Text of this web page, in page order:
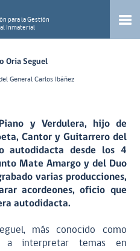
para la Gestión
Inmaterial
Oria Seguel
General Carlos Ibáñez
y Verdulera, hijo de
Cantor y Guitarrero del
autodidacta desde los 4
Mate Amargo y del Duo
varias producciones,
acordeones, oficio que
autodidacta.
más conocido como
a interpretar temas en